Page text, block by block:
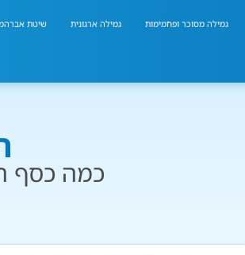
גמילה מסוכר ופחמימות גמילה ארגונית שיטת
כמה כסף